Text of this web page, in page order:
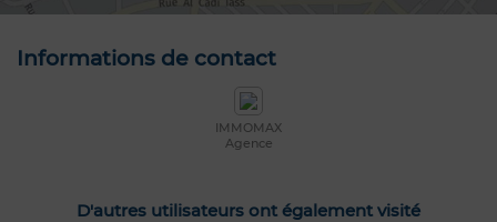
Informations de contact
IMMOMAX
Agence
D'autres utilisateurs ont également visité